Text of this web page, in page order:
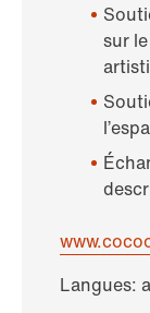
sur
Langues: